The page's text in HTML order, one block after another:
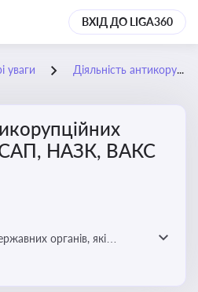
ВХІД ДО LIGA360
уваги Діяльність антикорупційних органів НАБУ, САП, НАЗК, ВАКС
САП, НАЗК, ВАКС
органів, які
та розслідування
що є ключовим